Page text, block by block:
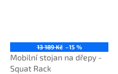
13 189 Kč –15 %
Mobilní stojan na dřepy -
Squat Rack